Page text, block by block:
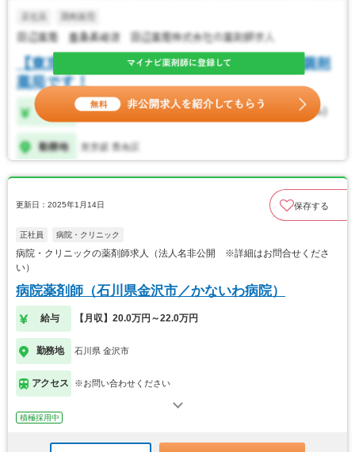
更新日：2025年1月14日 保存する
正社員 病院・クリニック
病院・クリニックの薬剤師求人（法人名非公開 ※詳細はお問合せくださ
い）
病院薬剤師（石川県金沢市／かないわ病院）
給与 【月収】20.0万円～22.0万円
勤務地 石川県 金沢市
アクセス ※お問い合わせください
積極採用中